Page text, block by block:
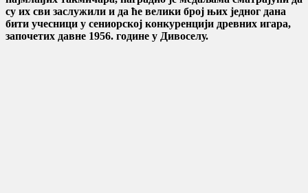
су их сви заслужили и да ће велики број њих једног дана
бити учесници у сениорској конкуренцији древних игара,
започетих давне 1956. године у Дивоселу.